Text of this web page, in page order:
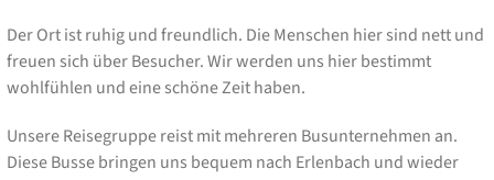
Der Ort ist ruhig und freundlich. Die Menschen hier sind nett und
freuen sich über Besucher. Wir werden uns hier bestimmt
wohlfühlen und eine schöne Zeit haben.
Unsere Reisegruppe reist mit mehreren Busunternehmen an.
Diese Busse bringen uns bequem nach Erlenbach und wieder